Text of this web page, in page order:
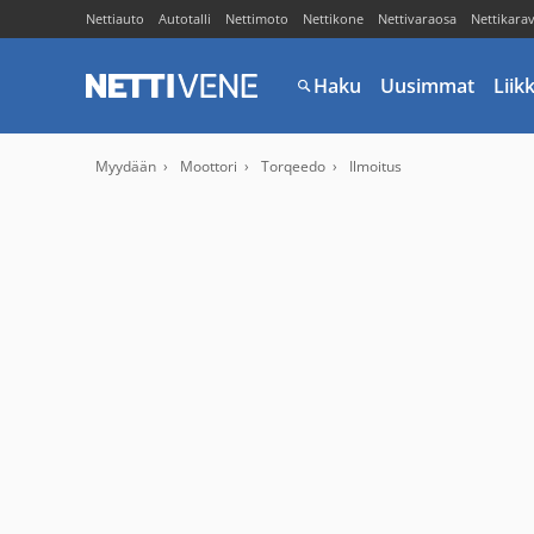
Nettiauto Autotalli Nettimoto Nettikone Nettivaraosa
Haku Uusimmat
Myydään Moottori Torqeedo Ilmoitus